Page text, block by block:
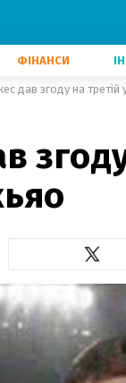
ФІНАНСИ
дав згоду на третій
згоду